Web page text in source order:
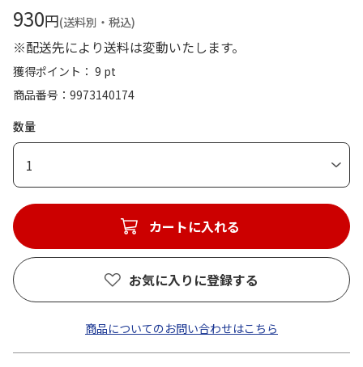
930円(送料別・税込)
※配送先により送料は変動いたします。
獲得ポイント： 9 pt
商品番号
9973140174
数量
1
カートに入れる
お気に入りに登録する
商品についてのお問い合わせはこちら